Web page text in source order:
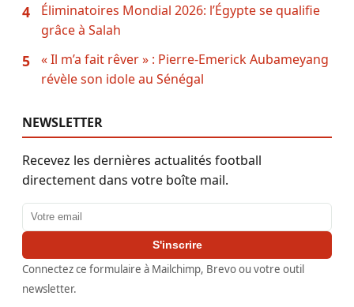
4
Éliminatoires Mondial 2026: l’Égypte se qualifie
grâce à Salah
5
« Il m’a fait rêver » : Pierre-Emerick Aubameyang
révèle son idole au Sénégal
NEWSLETTER
Recevez les dernières actualités football
directement dans votre boîte mail.
Adresse email
S'inscrire
Connectez ce formulaire à Mailchimp, Brevo ou votre outil
newsletter.